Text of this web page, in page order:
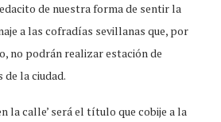
de nuestra forma de sentir la
a las cofradías sevillanas que, por
no podrán realizar estación de
la ciudad.
la calle’ será el título que cobije a la